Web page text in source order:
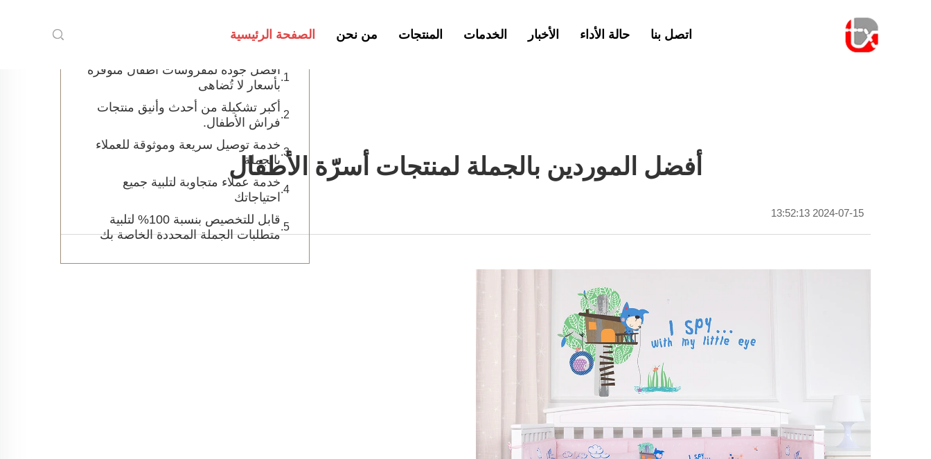
الصفحة الرئيسية من نحن المنتجات الخدمات الأخبار حالة الأداء اتصل بنا
أفضل الموردين بالجملة لمنتجات أسرّة الأطفال
2024-07-15 13:52:13
أفضل جودة لمفروشات أطفال متوفرة
بأسعار لا تُضاهى
أكبر تشكيلة من أحدث وأنيق منتجات
فراش الأطفال.
خدمة توصيل سريعة وموثوقة للعملاء
بالجملة
خدمة عملاء متجاوبة لتلبية جميع
احتياجاتك
قابل للتخصيص بنسبة 100% لتلبية
متطلبات الجملة المحددة الخاصة بك